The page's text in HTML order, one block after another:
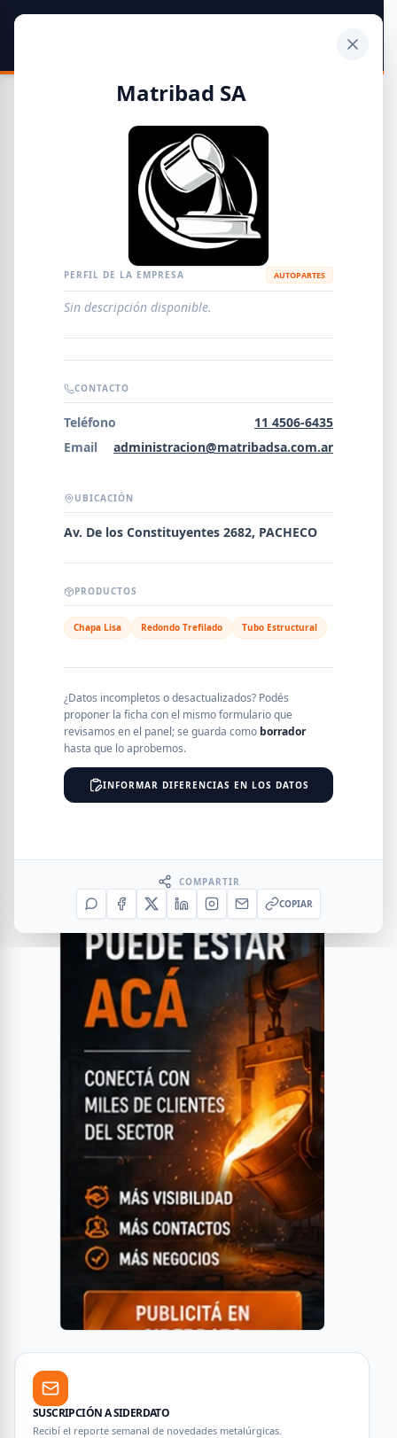
Guía de Empresas Metalúrgicas y Siderúrgicas
METALÚRGICAS
EMPRESAS AGREGAR EMPRESA
Error al cargar empresas.
NOMBRE
SEGMENTO
PROVINCIA
SUSCRIPCIÓN A SIDERDATO
Recibí el reporte semanal de novedades metalúrgicas.
Matribad SA
PERFIL DE LA EMPRESA AUTOPARTES
Sin descripción disponible.
CONTACTO
Teléfono
11 4506-6435
Email
administracion@matribadsa.com.ar
UBICACIÓN
Av. De los Constituyentes 2682, PACHECO
PRODUCTOS
Chapa Lisa Redondo Trefilado Tubo Estructural
¿Datos incompletos o desactualizados? Podés
proponer la ficha con el mismo formulario que
revisamos en el panel; se guarda como borrador
hasta que lo aprobemos.
INFORMAR DIFERENCIAS EN LOS DATOS
COMPARTIR
COPIAR